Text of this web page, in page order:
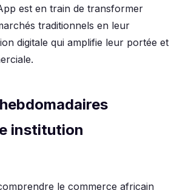
est en train de transformer
traditionnels en leur
digitale qui amplifie leur portée et
institution
le commerce africain